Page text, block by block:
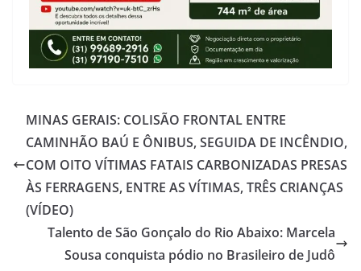
MINAS GERAIS: COLISÃO FRONTAL ENTRE
CAMINHÃO BAÚ E ÔNIBUS, SEGUIDA DE INCÊNDIO,
COM OITO VÍTIMAS FATAIS CARBONIZADAS PRESAS
ÀS FERRAGENS, ENTRE AS VÍTIMAS, TRÊS CRIANÇAS
(VÍDEO)
Talento de São Gonçalo do Rio Abaixo: Marcela
Sousa conquista pódio no Brasileiro de Judô